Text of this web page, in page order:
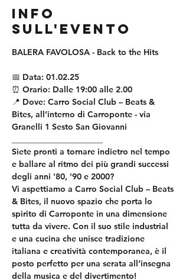
Info
sull'evento
BALERA FAVOLOSA - Back to the Hits
📅 Data: 01.02.25
⏰ Orario: Dalle 19:00 alle 2.00
📍 Dove: Carro Social Club – Beats &
Bites, all’interno di Carroponte - via
Granelli 1 Sesto San Giovanni
Siete pronti a tornare indietro nel tempo
e ballare al ritmo dei più grandi successi
degli anni '80, '90 e 2000?
Vi aspettiamo a Carro Social Club – Beats
& Bites, il nuovo spazio che porta lo
spirito di Carroponte in una dimensione
tutta da vivere. Con il suo stile industrial
e una cucina che unisce tradizione
italiana e creatività contemporanea, è il
posto perfetto per una serata all’insegna
della musica e del divertimento!